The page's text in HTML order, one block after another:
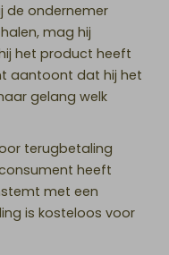
de ondernemer
mag hij
het product heeft
aantoont dat hij het
gelang welk
terugbetaling
heeft
met een
is kosteloos voor